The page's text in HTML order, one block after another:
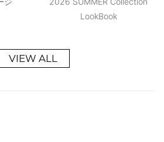
LookBook
VIEW ALL